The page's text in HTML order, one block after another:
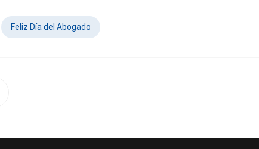
Feliz Día del Abogado